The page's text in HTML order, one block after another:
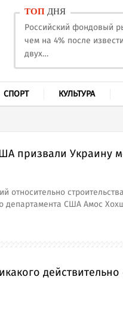
ТОП ДНЯ
Российский фондовый
чем на 4% после
двух…
СПОРТ КУЛЬТУРА
призвали Украину
относительно
департамента США Амос